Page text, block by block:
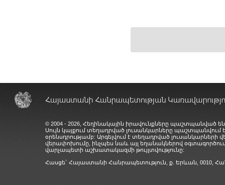
© 2004 - 2026, Հեղինակային իրավունքները պաշտպանված
Սույն կայքում տեղադրված լուսանկարները
օրենսդրությամբ: Արգելվում է տեղադրված
վերափոխումը, ինչպես նաև այլ եղանակներով
վարչապետի աշխատակազմի թույլտվությունը:
Հասցե` Հայաստանի Հանրապետություն, ք. Երևան, 0010,